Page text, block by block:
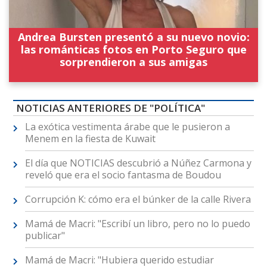
Andrea Bursten presentó a su nuevo novio:
las románticas fotos en Porto Seguro que
sorprendieron a sus amigas
NOTICIAS ANTERIORES DE "POLÍTICA"
La exótica vestimenta árabe que le pusieron a
Menem en la fiesta de Kuwait
El día que NOTICIAS descubrió a Núñez Carmona y
reveló que era el socio fantasma de Boudou
Corrupción K: cómo era el búnker de la calle Rivera
Mamá de Macri: "Escribí un libro, pero no lo puedo
publicar"
Mamá de Macri: "Hubiera querido estudiar